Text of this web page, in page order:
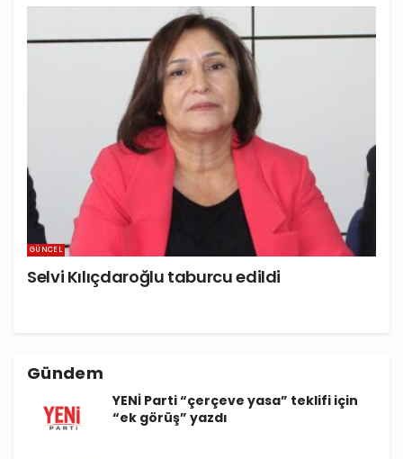
GÜNCEL
Selvi Kılıçdaroğlu taburcu edildi
Gündem
YENİ Parti “çerçeve yasa” teklifi için
“ek görüş” yazdı